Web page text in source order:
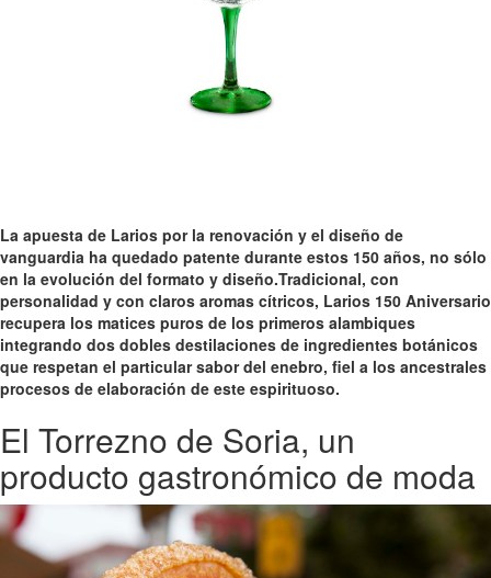
La apuesta de Larios por la renovación y el diseño de
vanguardia ha quedado patente durante estos 150 años, no sólo
en la evolución del formato y diseño.Tradicional, con
personalidad y con claros aromas cítricos, Larios 150 Aniversario
recupera los matices puros de los primeros alambiques
integrando dos dobles destilaciones de ingredientes botánicos
que respetan el particular sabor del enebro, fiel a los ancestrales
procesos de elaboración de este espirituoso.
El Torrezno de Soria, un
producto gastronómico de moda